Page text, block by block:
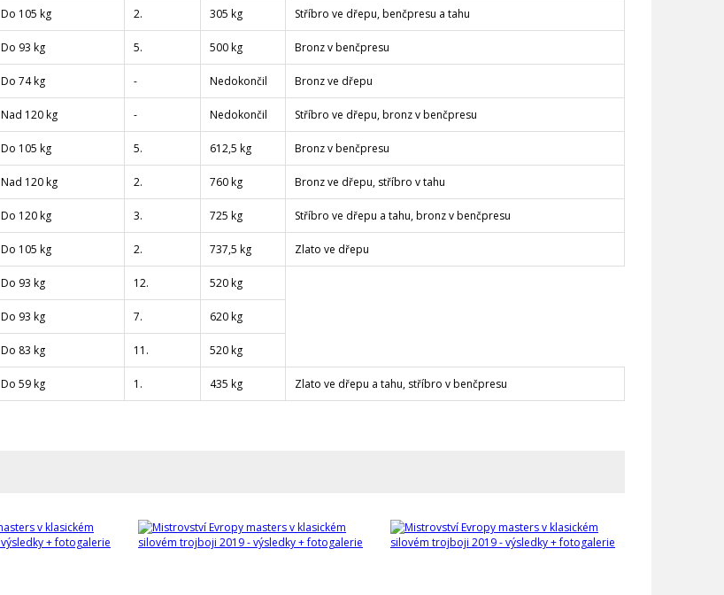
Do 105 kg 2. 305 kg Stříbro ve dřepu, benčpresu a tahu
Do 93 kg 5. 500 kg Bronz v benčpresu
Do 74 kg - Nedokončil Bronz ve dřepu
Nad 120 kg - Nedokončil Stříbro ve dřepu, bronz v benčpresu
Do 105 kg 5. 612,5 kg Bronz v benčpresu
Nad 120 kg 2. 760 kg Bronz ve dřepu, stříbro v tahu
Do 120 kg 3. 725 kg Stříbro ve dřepu a tahu, bronz v benčpresu
Do 105 kg 2. 737,5 kg Zlato ve dřepu
Do 93 kg 12. 520 kg
Do 93 kg 7. 620 kg
Do 83 kg 11. 520 kg
Do 59 kg 1. 435 kg Zlato ve dřepu a tahu, stříbro v benčpresu